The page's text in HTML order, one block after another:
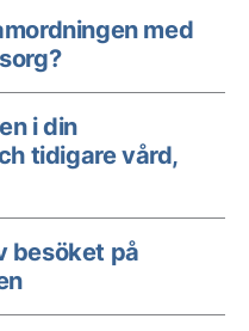
med
i din
tidigare vård,
besöket på